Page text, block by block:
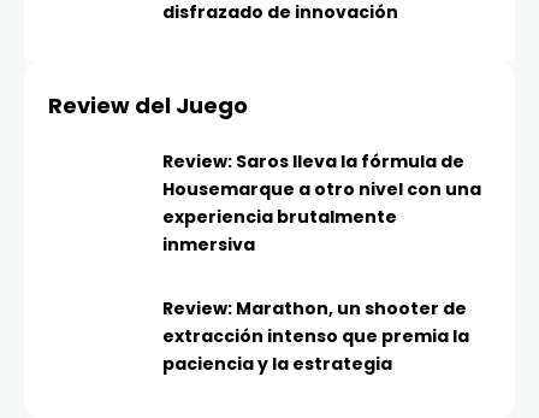
disfrazado de innovación
Review del Juego
Review: Saros lleva la fórmula de
Housemarque a otro nivel con una
experiencia brutalmente
inmersiva
Review: Marathon, un shooter de
extracción intenso que premia la
paciencia y la estrategia